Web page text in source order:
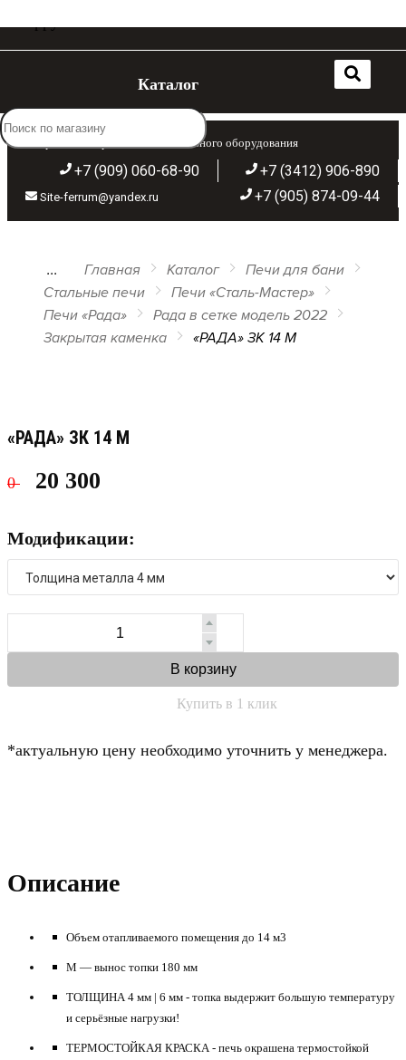
Широкий ассортимент отопительного оборудования
+7 (3412) 906-890
+7 (909) 060-68-90
+7 (905) 874-09-44
Site-ferrum@yandex.ru
Каталог
... Главная Каталог
Печи для бани
Стальные печи
Печи «Сталь-Мастер»
Печи «Рада»
Рада в сетке модель 2022
Закрытая каменка
«РАДА» ЗК 14 M
«РАДА» ЗК 14 M
0 20 300
Модификации:
В корзину
Купить в 1 клик
*актуальную цену необходимо уточнить у менеджера.
Описание
Объем отапливаемого помещения до 14 м3
M — вынос топки 180 мм
ТОЛЩИНА 4 мм | 6 мм - топка выдержит большую температуру
и серьёзные нагрузки!
ТЕРМОСТОЙКАЯ КРАСКА - печь окрашена термостойкой